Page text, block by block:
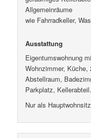
Allgemeinräume
wie Fahrradkeller,
Ausstattung
Eigentumswohnung
Wohnzimmer,
Abstellraum,
Parkplatz, Kellerabteil.
Nur als